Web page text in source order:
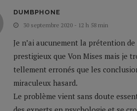
DUMBPHONE
30 septembre 2020 - 12 h 58 min
Je n’ai aucunement la prétention
prestigieux que Von Mises mais je
tellement erronés que les
miraculeux hasard.
Le problème vient sans doute